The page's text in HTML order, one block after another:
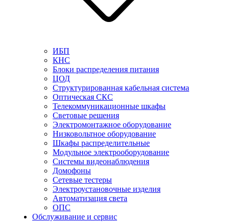
ИБП
КНС
Блоки распределения питания
ЦОД
Структурированная кабельная система
Оптическая СКС
Телекоммуникационные шкафы
Световые решения
Электромонтажное оборудование
Низковольтное оборудование
Шкафы распределительные
Модульное электрооборудование
Системы видеонаблюдения
Домофоны
Сетевые тестеры
Электроустановочные изделия
Автоматизация света
ОПС
Обслуживание и сервис